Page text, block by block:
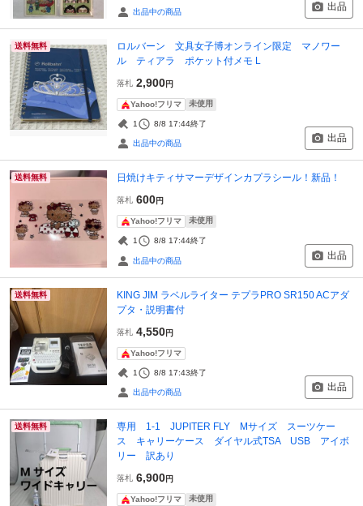
出品中の商品 出品
送料無料
ロルバーン 文具女子博オンライン限定 マノワー
ル ティアラ ポケット付メモ L
落札 2,900円
Yahoo!フリマ 未使用
1 8/8 17:44終了
出品中の商品 出品
送料無料 日焼けキティサマーデザインカプラシール！新品！
落札 600円
Yahoo!フリマ 未使用
1 8/8 17:44終了
出品中の商品 出品
送料無料
KING JIM ラベルライター テプラPRO SR150 ACアダ
プタ・説明書付
落札 4,550円
Yahoo!フリマ
1 8/8 17:43終了
出品中の商品 出品
送料無料
専用 1-1 JUPITER FLY Mサイズ スーツケー
ス キャリーケース ダイヤル式TSA USB アイボ
リー 訳あり
落札 6,900円
Yahoo!フリマ 未使用